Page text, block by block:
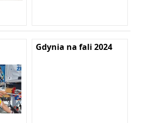
Gdynia na fali 2024